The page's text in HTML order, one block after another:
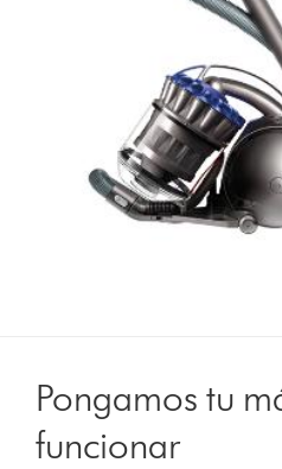
Pongamos tu
funcionar